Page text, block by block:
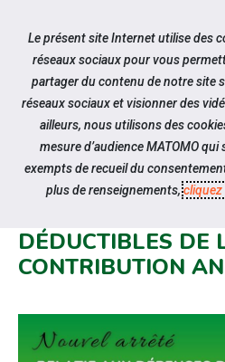
Aller au contenu
Notre actualité
ARRÊTÉ DU 3
DÉDUCTIBLES DE
CONTRIBUTION
Le présent site Internet utilise des
réseaux sociaux pour vous
partager du contenu de notre site
réseaux sociaux et visionner des
ailleurs, nous utilisons des
mesure d’audience MATOMO qui
exempts de recueil du
plus de renseignements,cliquez